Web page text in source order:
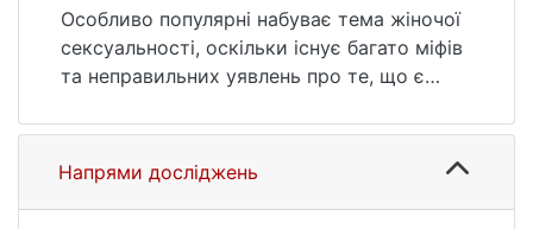
Особливо популярні набуває тема жіночої
сексуальності, оскільки існує багато міфів
та неправильних уявлень про те, що є
сексуальних потреб та відчуттів. Багато
жінок можуть почуватися неспокійно,
якщо вони не відповідають традиційним
Напрями досліджень